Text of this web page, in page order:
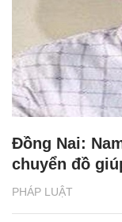
PHÁP LUẬT
Đồng Nai:
chuyển đồ